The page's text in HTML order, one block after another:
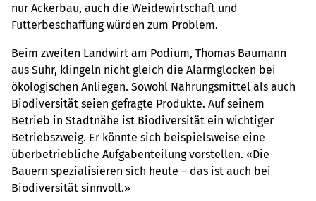
nur Ackerbau, auch die Weidewirtschaft und
Futterbeschaffung würden zum Problem.
Beim zweiten Landwirt am Podium, Thomas Baumann
aus Suhr, klingeln nicht gleich die Alarmglocken bei
ökologischen Anliegen. Sowohl Nahrungsmittel als auch
Biodiversität seien gefragte Produkte. Auf seinem
Betrieb in Stadtnähe ist Biodiversität ein wichtiger
Betriebszweig. Er könnte sich beispielsweise eine
überbetriebliche Aufgabenteilung vorstellen. «Die
Bauern spezialisieren sich heute – das ist auch bei
Biodiversität sinnvoll.»